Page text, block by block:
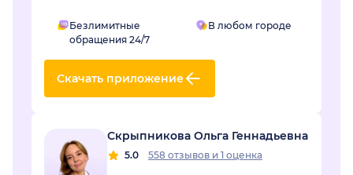
Безлимитные
обращения 24/7
В любом городе
Скачать приложение
Скрыпникова Ольга Геннадьевна
5.0 558 отзывов и 1 оценка